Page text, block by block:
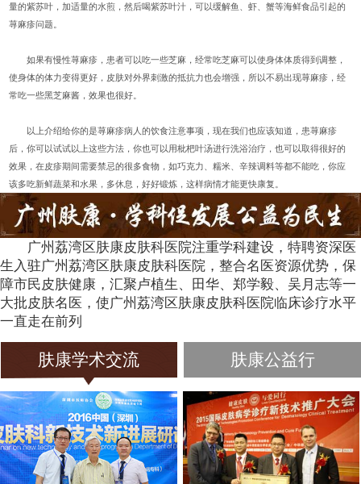
量的紫苏叶，加适量的水煎，然后喝紫苏叶汁，可以缓解鱼、虾、蟹等海鲜食品引起的
荨麻疹问题。
如果有慢性荨麻疹，患者可以吃一些芝麻，经常吃芝麻可以使身体体质得到调整，
使身体的体力变得更好，皮肤对外界刺激的抵抗力也会增强，所以不易出现荨麻疹，经
常吃一些黑芝麻酱，效果也很好。
以上介绍给你的是荨麻疹病人的饮食注意事项，现在我们也应该知道，患荨麻疹
后，你可以试试以上这些方法，你也可以用枇杷叶汤进行洗浴治疗，也可以取得很好的
效果，在皮疹期间需要禁忌的很多食物，如巧克力、糯米、辛辣调料等都不能吃，你应
该多吃新鲜蔬菜和水果，多休息，好好锻炼，这样病情才能更快康复。
广州荔湾区肤康皮肤科医院注重学科建设，特聘资深医
生入驻广州荔湾区肤康皮肤科医院，整合名医资源优势，保
障市民皮肤健康，汇聚卢植生、田华、郑学毅、吴月志等一
大批皮肤名医，使广州荔湾区肤康皮肤科医院临床诊疗水平
一直走在前列
肤康学术交流 肤康公益行